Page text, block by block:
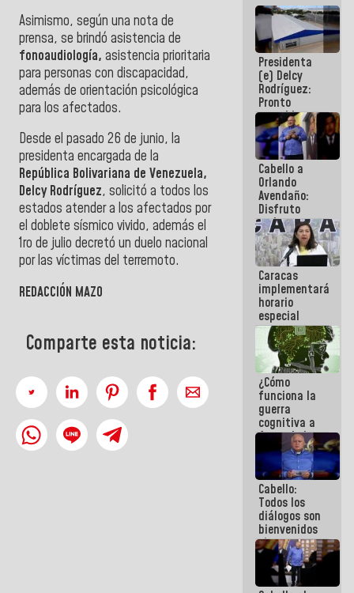
Asimismo, según una nota de
prensa, se brindó asistencia de
fonoaudiología, asistencia prioritaria
para personas con discapacidad,
además de orientación psicológica
para los afectados.
Desde el pasado 26 de junio, la
presidenta encargada de la
República Bolivariana de Venezuela,
Delcy Rodríguez, solicitó a todos los
estados atender a los afectados por
el doblete sísmico vivido, además el
1ro de julio decretó un duelo nacional
por las víctimas del terremoto.
REDACCIÓN MAZO
Comparte esta noticia:
Presidenta
(e) Delcy
Rodríguez:
Pronto
restableceremos
las
operaciones
en el
Aeropuerto
Internacional
de
Maiquetía
Cabello a
Orlando
Avendaño:
Disfruto
cada vez
que escribes
porque lo
que haces
es
embarrarla
Caracas
implementará
horario
especial
para
adaptarse
al plan de
ahorro
energético
¿Cómo
funciona la
guerra
cognitiva a
favor de la
narrativa
hegemónica?
(1)
Cabello:
Todos los
diálogos son
bienvenidos
siempre que
estén en el
marco de la
Constitución